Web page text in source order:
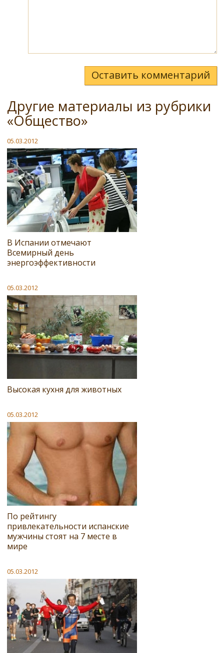
Оставить комментарий
Другие материалы из рубрики
«Общество»
05.03.2012
В Испании отмечают
Всемирный день
энергоэффективности
05.03.2012
Высокая кухня для животных
05.03.2012
По рейтингу
привлекательности испанские
мужчины стоят на 7 месте в
мире
05.03.2012